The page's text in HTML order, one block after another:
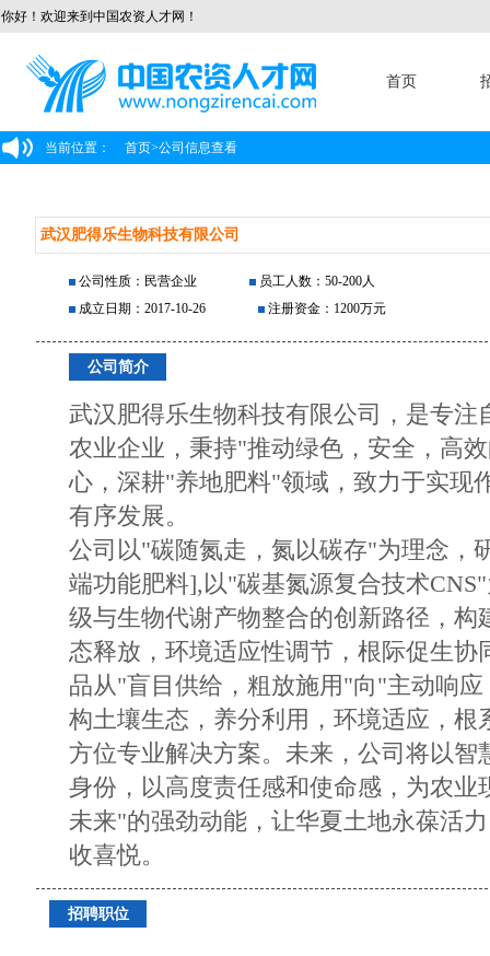
你好！欢迎来到中国农资人才网！
首页
当前位置： 首页>公司信息查看
武汉肥得乐生物科技有限公司
公司性质：民营企业
员工人数：50-200人
成立日期：2017-10-26
注册资金：1200万元
公司简介
武汉肥得乐生物科技有限公司，是专注
农业企业，秉持"推动绿色，安全，高
心，深耕"养地肥料"领域，致力于实现
有序发展。
公司以"碳随氮走，氮以碳存"为理念，
端功能肥料],以"碳基氮源复合技术
级与生物代谢产物整合的创新路径，构
态释放，环境适应性调节，根际促生协
品从"盲目供给，粗放施用"向"主动响
构土壤生态，养分利用，环境适应，根
方位专业解决方案。未来，公司将以智
身份，以高度责任感和使命感，为农
未来"的强劲动能，让华夏土地永葆活
收喜悦。
招聘职位